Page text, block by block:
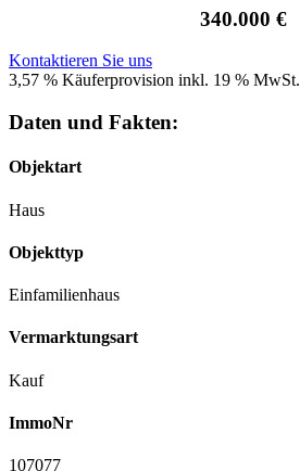
340.000 €
Kontaktieren Sie uns
3,57 % Käuferprovision inkl. 19 % MwSt.
Daten und Fakten:
Objektart
Haus
Objekttyp
Einfamilienhaus
Vermarktungsart
Kauf
ImmoNr
107077